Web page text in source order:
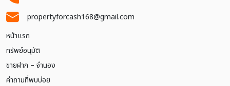
propertyforcash168@gmail.com
หน้าแรก
ทรัพย์อนุมัติ
ขายฝาก – จำนอง
คำถามที่พบบ่อย